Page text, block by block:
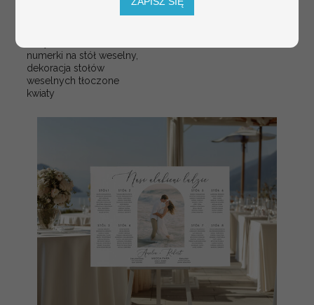
numerki na stół weselny
z tłoczonymi kwiatami,
numerki na stół weselny,
dekoracja stołów
weselnych tłoczone
kwiaty